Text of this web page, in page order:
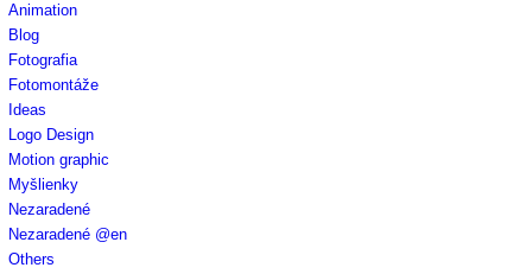
Animation
Blog
Fotografia
Fotomontáže
Ideas
Logo Design
Motion graphic
Myšlienky
Nezaradené
Nezaradené @en
Others